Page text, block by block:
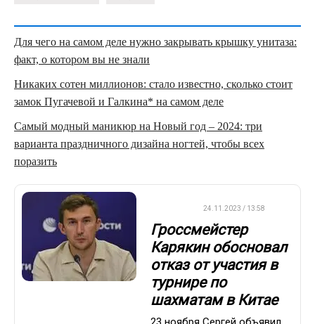
Для чего на самом деле нужно закрывать крышку унитаза:
факт, о котором вы не знали
Никаких сотен миллионов: стало известно, сколько стоит
замок Пугачевой и Галкина* на самом деле
Самый модный маникюр на Новый год – 2024: три
варианта праздничного дизайна ногтей, чтобы всех
поразить
24.11.2023 / 13:58
Гроссмейстер
Карякин обосновал
отказ от участия в
турнире по
шахматам в Китае